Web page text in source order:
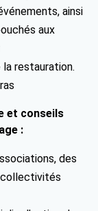
ainsi
aux
restauration.
et conseils
:
des
collectivités